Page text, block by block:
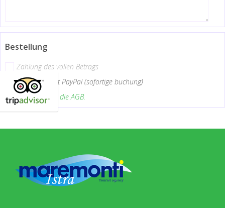
Bestellung
Zahlung des vollen Betrags
Bezahlung mit PayPal (sofortige buchung)
Ich akzeptiere die AGB.